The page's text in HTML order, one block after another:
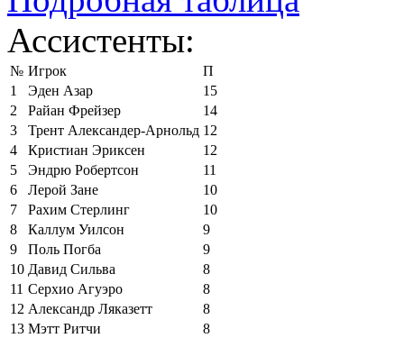
Ассистенты:
№ Игрок
П
1
Эден Азар
15
2
Райан Фрейзер
14
3
Трент Александер-Арнольд 12
4
Кристиан Эриксен
12
5
Эндрю Робертсон
11
6
Лерой Зане
10
7
Рахим Стерлинг
10
8
Каллум Уилсон
9
9
Поль Погба
9
10 Давид Сильва
8
11 Серхио Агуэро
8
12 Александр Ляказетт
8
13 Мэтт Ритчи
8